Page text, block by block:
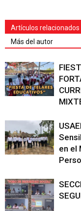
Artículos relacionados
Más del autor
en el